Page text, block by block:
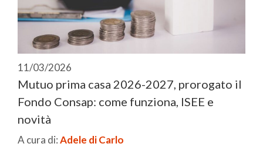
11/03/2026
Mutuo prima casa 2026-2027, prorogato il
Fondo Consap: come funziona, ISEE e
novità
A cura di:Adele di Carlo